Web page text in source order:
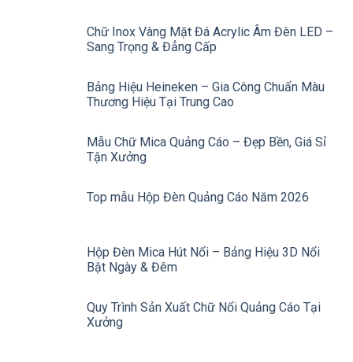
Chữ Inox Vàng Mặt Đá Acrylic Âm Đèn LED –
Sang Trọng & Đẳng Cấp
Bảng Hiệu Heineken – Gia Công Chuẩn Màu
Thương Hiệu Tại Trung Cao
Mẫu Chữ Mica Quảng Cáo – Đẹp Bền, Giá Sỉ
Tận Xưởng
Top mẫu Hộp Đèn Quảng Cáo Năm 2026
Hộp Đèn Mica Hút Nổi – Bảng Hiệu 3D Nổi
Bật Ngày & Đêm
Quy Trình Sản Xuất Chữ Nổi Quảng Cáo Tại
Xưởng